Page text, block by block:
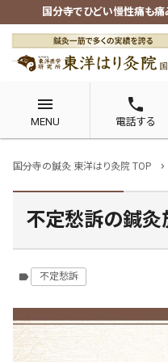
国分寺でひどい慢性痛も
menu
MENU
phone
電話する
国分寺の鍼灸 東洋はり灸院 TOP chevron_right
不定愁訴の鍼灸
label 不定愁訴